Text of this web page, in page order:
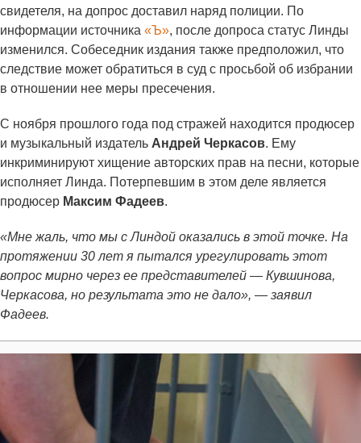
свидетеля, на допрос доставил наряд полиции. По
информации источника «Ъ», после допроса статус Линды
изменился. Собеседник издания также предположил, что
следствие может обратиться в суд с просьбой об избрании
в отношении нее меры пресечения.
С ноября прошлого года под стражей находится продюсер
и музыкальный издатель Андрей Черкасов. Ему
инкриминируют хищение авторских прав на песни, которые
исполняет Линда. Потерпевшим в этом деле является
продюсер Максим Фадеев.
«Мне жаль, что мы с Линдой оказались в этой точке. На
протяжении 30 лет я пытался урегулировать этот
вопрос мирно через ее представителей — Кувшинова,
Черкасова, но результата это не дало», — заявил
Фадеев.